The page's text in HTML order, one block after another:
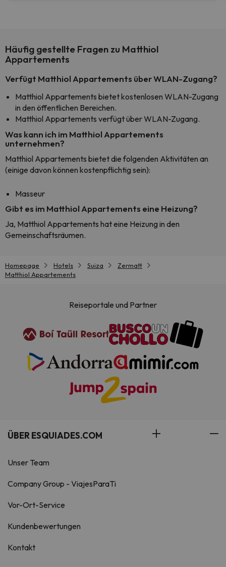
Häufig gestellte Fragen zu Matthiol
Appartements
Verfügt Matthiol Appartements über WLAN-Zugang?
Matthiol Appartements bietet kostenlosen WLAN-Zugang
in den öffentlichen Bereichen.
Matthiol Appartements verfügt über WLAN-Zugang.
Was kann ich im Matthiol Appartements
unternehmen?
Matthiol Appartements bietet die folgenden Aktivitäten an
(einige davon können kostenpflichtig sein):
Masseur
Gibt es im Matthiol Appartements eine Heizung?
Ja, Matthiol Appartements hat eine Heizung in den
Gemeinschaftsräumen.
Homepage Hotels Suiza
Zermatt
Matthiol Appartements
Reiseportale und Partner
ÜBER ESQUIADES.COM
Unser Team
Company Group - ViajesParaTi
Vor-Ort-Service
Kundenbewertungen
Kontakt